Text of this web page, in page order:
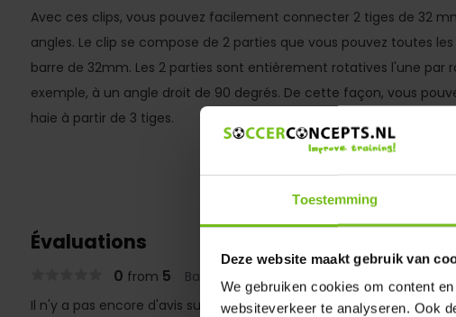
Toestemming
Deze website maakt gebruik van
We gebruiken cookies om content
websiteverkeer te analyseren. Ook
Avec ces clips, vous pouvez facilement connecter 2 tiges de 32
angles. Le clip se compose de 2 parties que vous pouvez toutes
barre de 32mm. Les 2 parties sont entièrement rotatives l'une par
exemple, à un angle droit de 90 degrés. De cette façon, vous
haie à partir de 3 tiges.
Évaluations
0 from 5 Based on 0 reviews
Il n'y a pas encore d'avis sur ce produit..